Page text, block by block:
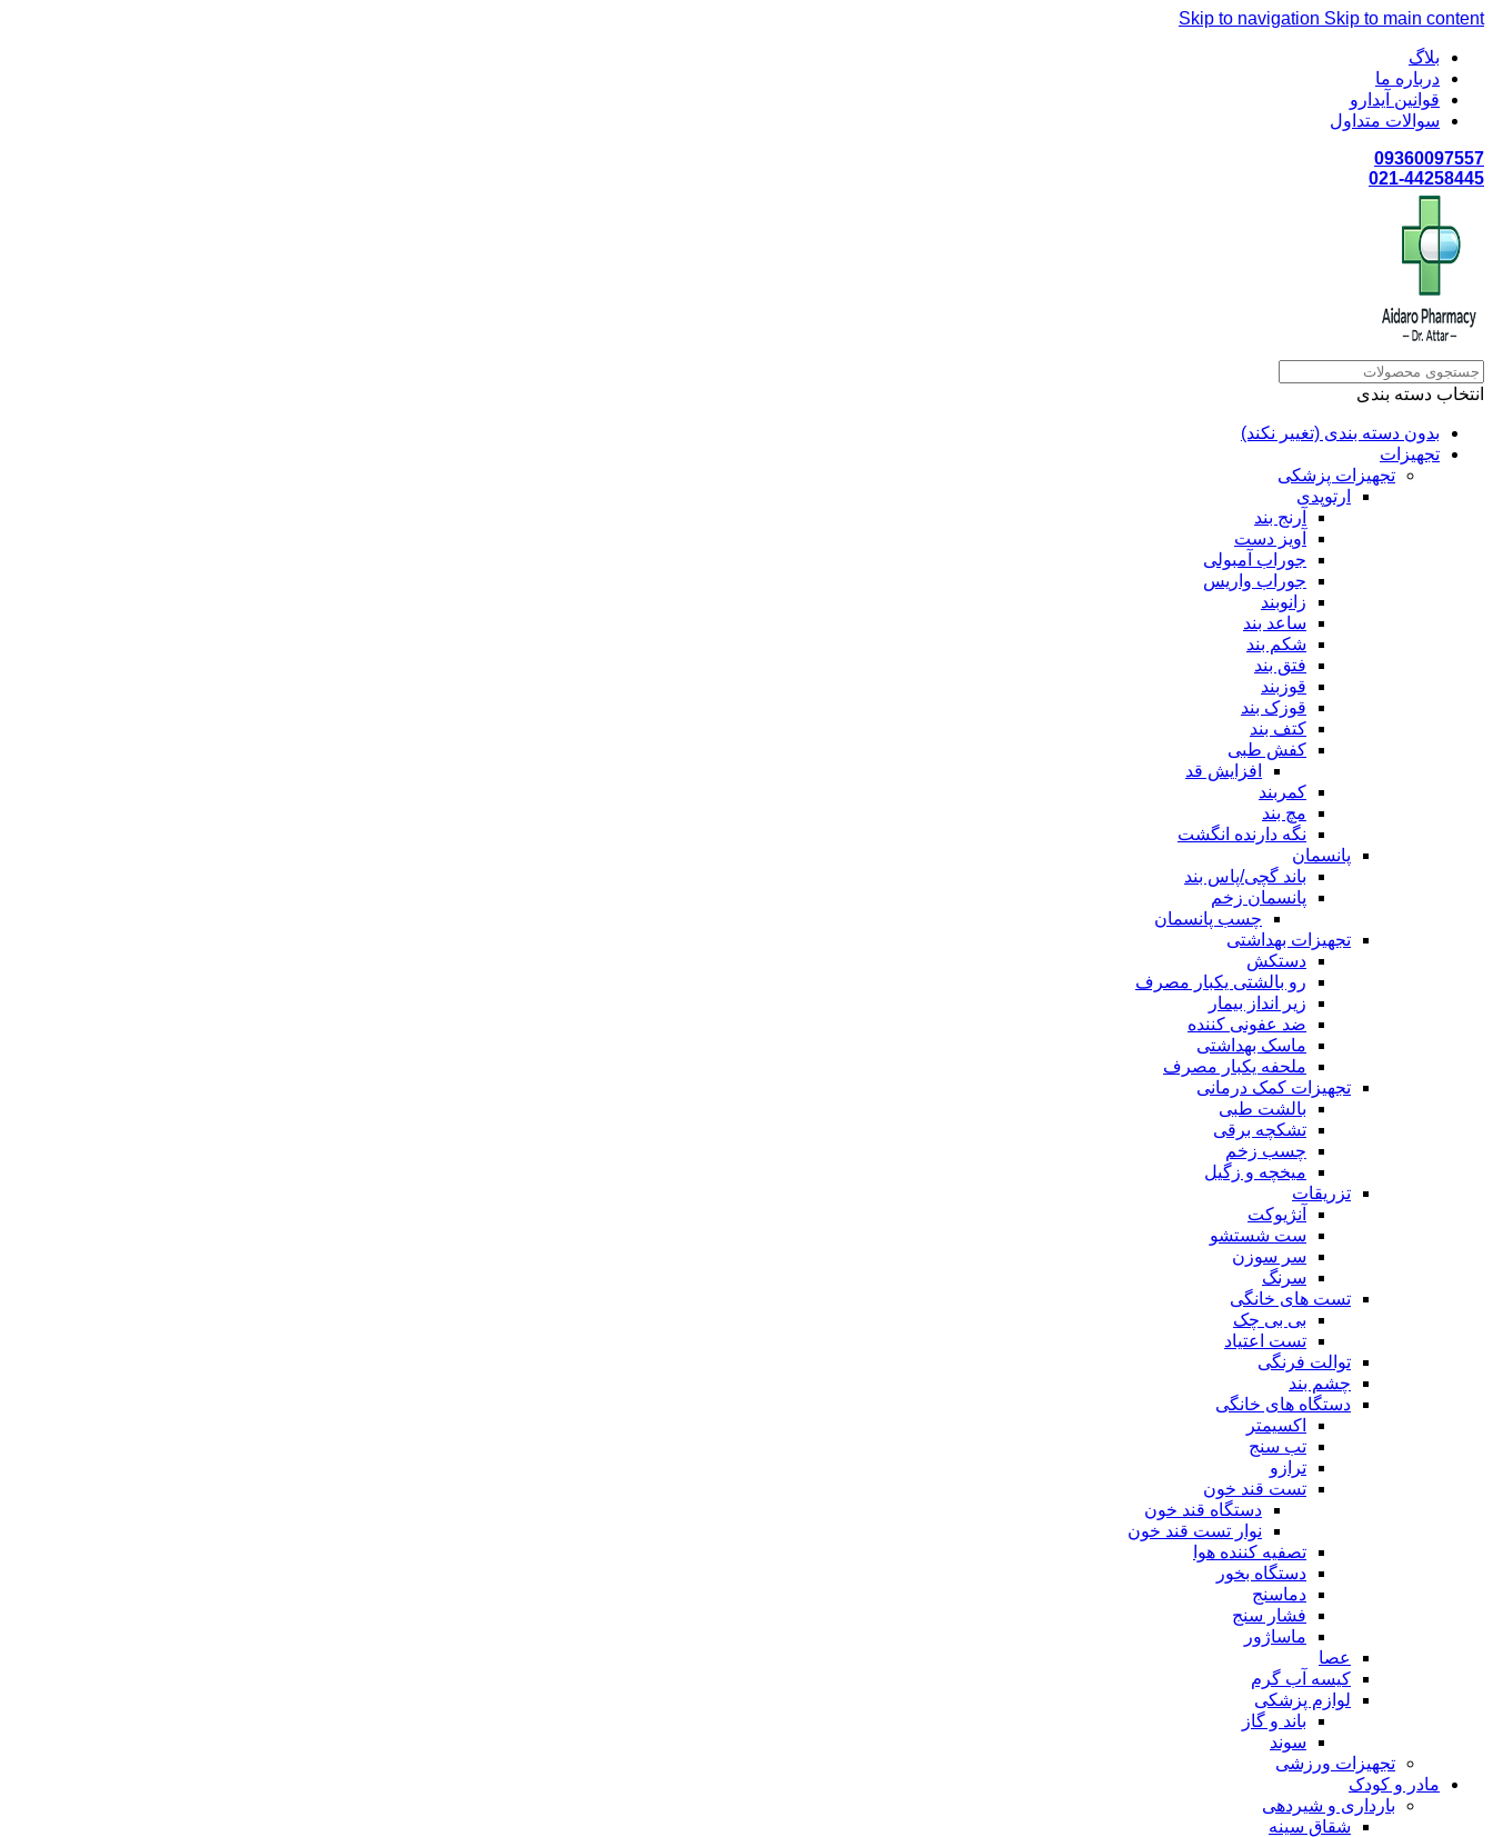
Skip to navigation Skip to main content
بلاگ
درباره ما
قوانین آیدارو
سوالات متداول
09360097557
021-44258445
انتخاب دسته بندی
بدون دسته بندی (تغییر نکند)
تجهیزات
تجهیزات پزشکی
ارتوپدی
آرنج بند
آویز دست
جوراب آمبولی
جوراب واریس
زانوبند
ساعد بند
شکم بند
فتق بند
قوزبند
قوزک بند
کتف بند
کفش طبی
افزایش قد
کمربند
مچ بند
نگه دارنده انگشت
پانسمان
باند گچی/پاس بند
پانسمان زخم
چسب پانسمان
تجهیزات بهداشتی
دستکش
رو بالشتی یکبار مصرف
زیر انداز بیمار
ضد عفونی کننده
ماسک بهداشتی
ملحفه یکبار مصرف
تجهیزات کمک درمانی
بالشت طبی
تشکچه برقی
چسب زخم
میخچه و زگیل
تزریقات
آنژیوکت
ست شستشو
سر سوزن
سرنگ
تست های خانگی
بی بی چک
تست اعتیاد
توالت فرنگی
چشم بند
دستگاه های خانگی
اکسیمتر
تب سنج
ترازو
تست قند خون
دستگاه قند خون
نوار تست قند خون
تصفیه کننده هوا
دستگاه بخور
دماسنج
فشار سنج
ماساژور
عصا
کیسه آب گرم
لوازم پزشکی
باند و گاز
سوند
تجهیزات ورزشی
مادر و کودک
بارداری و شیردهی
شقاق سینه